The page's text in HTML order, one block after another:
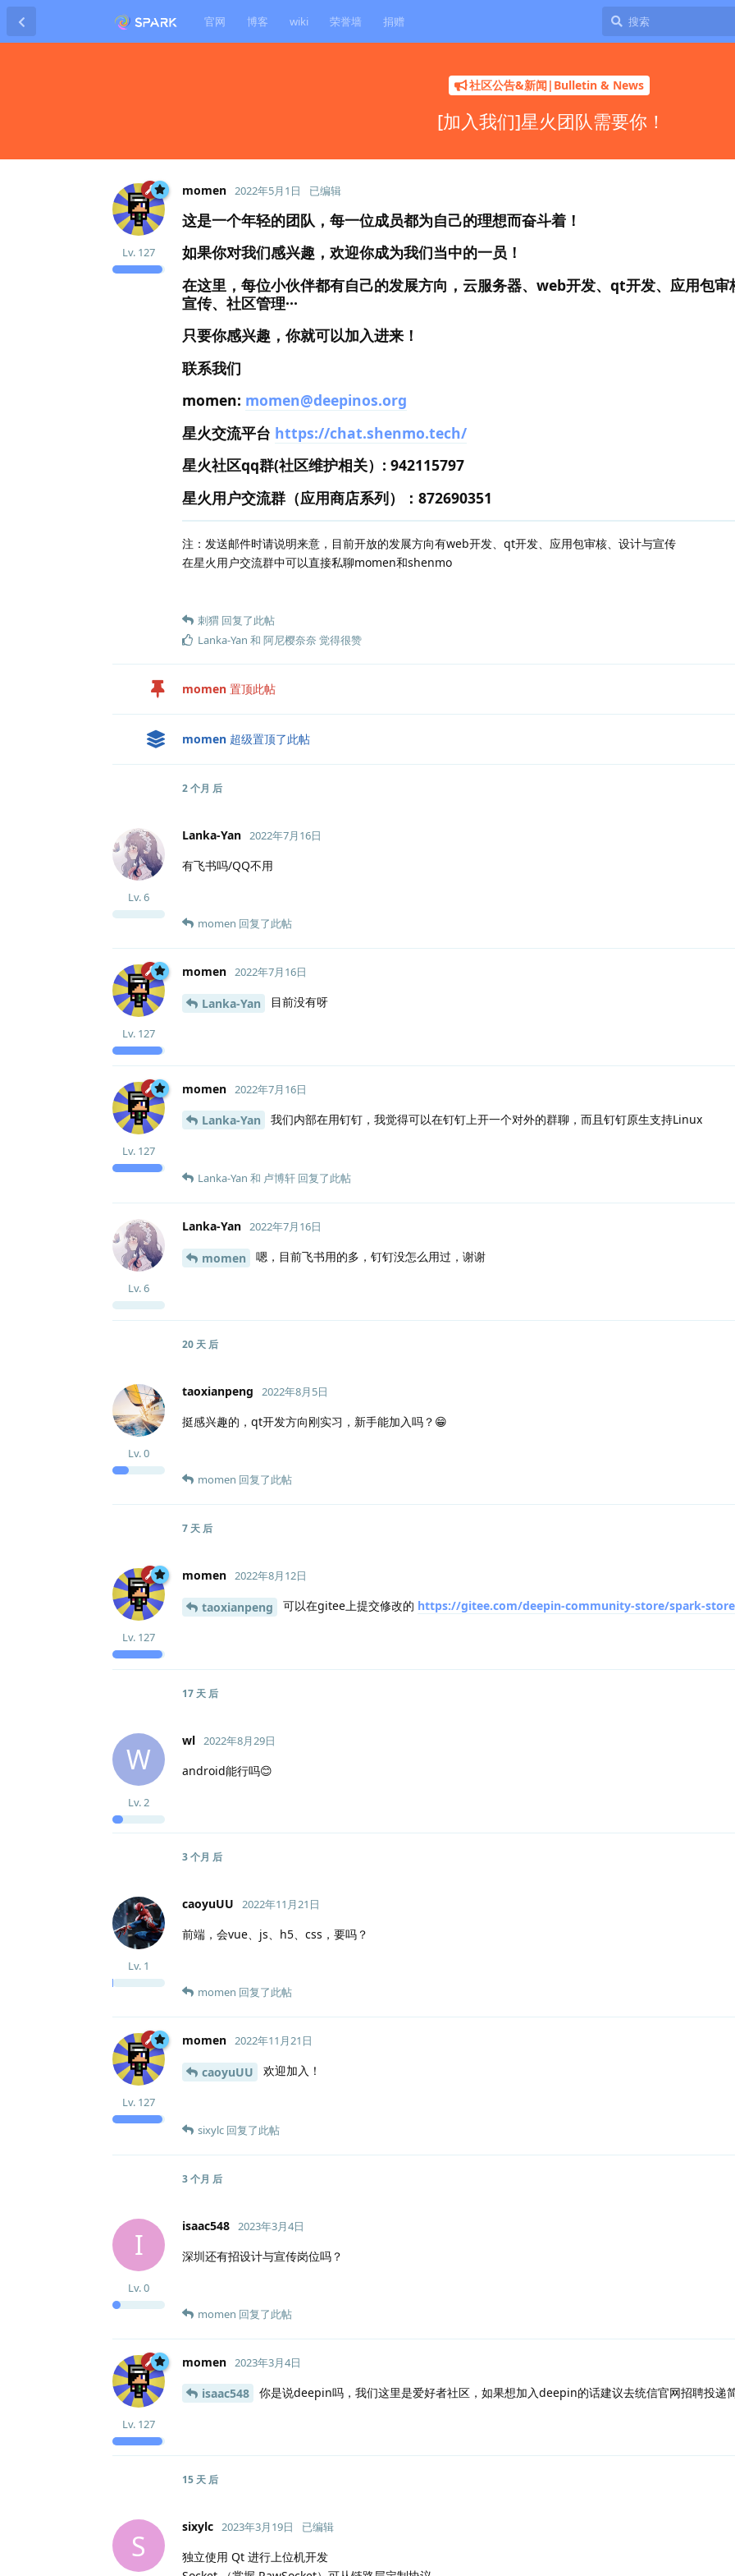
官网 博客 wiki 荣誉墙 捐赠
社区公告&新闻|Bulletin & News
[加入我们]星火团队需要你！
momen
Lv. 127
2022年5月1日 已编辑
这是一个年轻的团队，每一位成员都为自己的理想而奋斗着！
如果你对我们感兴趣，欢迎你成为我们当中的一员！
在这里，每位小伙伴都有自己的发展方向，云服务器、web开发、qt开发、应用包审
宣传、社区管理···
只要你感兴趣，你就可以加入进来！
联系我们
momen: momen@deepinos.org
星火交流平台 https://chat.shenmo.tech/
星火社区qq群(社区维护相关）: 942115797
星火用户交流群（应用商店系列）：872690351
注：发送邮件时请说明来意，目前开放的发展方向有web开发、qt开发、应用包审核、设计与宣传
在星火用户交流群中可以直接私聊momen和shenmo
刺猬 回复了此帖
Lanka-Yan 和 阿尼樱奈奈 觉得很赞
momen 置顶此帖
momen 超级置顶了此帖
2 个月 后
Lanka-Yan
Lv.6
2022年7月16日
有飞书吗/QQ不用
momen 回复了此帖
momen
Lv. 127
2022年7月16日
Lanka-Yan 目前没有呀
momen
Lv. 127
2022年7月16日
Lanka-Yan 我们内部在用钉钉，我觉得可以在钉钉上开一个对外的群聊，而且钉钉原生支持Linux
Lanka-Yan 和 卢博轩 回复了此帖
Lanka-Yan
Lv.6
2022年7月16日
momen 嗯，目前飞书用的多，钉钉没怎么用过，谢谢
20 天 后
taoxianpeng
Lv.0
2022年8月5日
挺感兴趣的，qt开发方向刚实习，新手能加入吗？😁
momen 回复了此帖
7 天 后
momen
Lv. 127
2022年8月12日
taoxianpeng 可以在gitee上提交修改的 https://gitee.com/deepin-community-store/spark-store
17 天 后
W
wl
Lv.2
2022年8月29日
android能行吗😊
3 个月 后
caoyuUU
Lv. 1
2022年11月21日
前端，会vue、js、h5、css，要吗？
momen 回复了此帖
momen
Lv. 127
2022年11月21日
caoyuUU 欢迎加入！
sixylc 回复了此帖
3 个月 后
I
isaac548
Lv.0
2023年3月4日
深圳还有招设计与宣传岗位吗？
momen 回复了此帖
momen
Lv. 127
2023年3月4日
isaac548 你是说deepin吗，我们这里是爱好者社区，如果想加入deepin的话建议去统信官网招聘投递简
15 天 后
S
sixylc 2023年3月19日 已编辑
独立使用 Qt 进行上位机开发